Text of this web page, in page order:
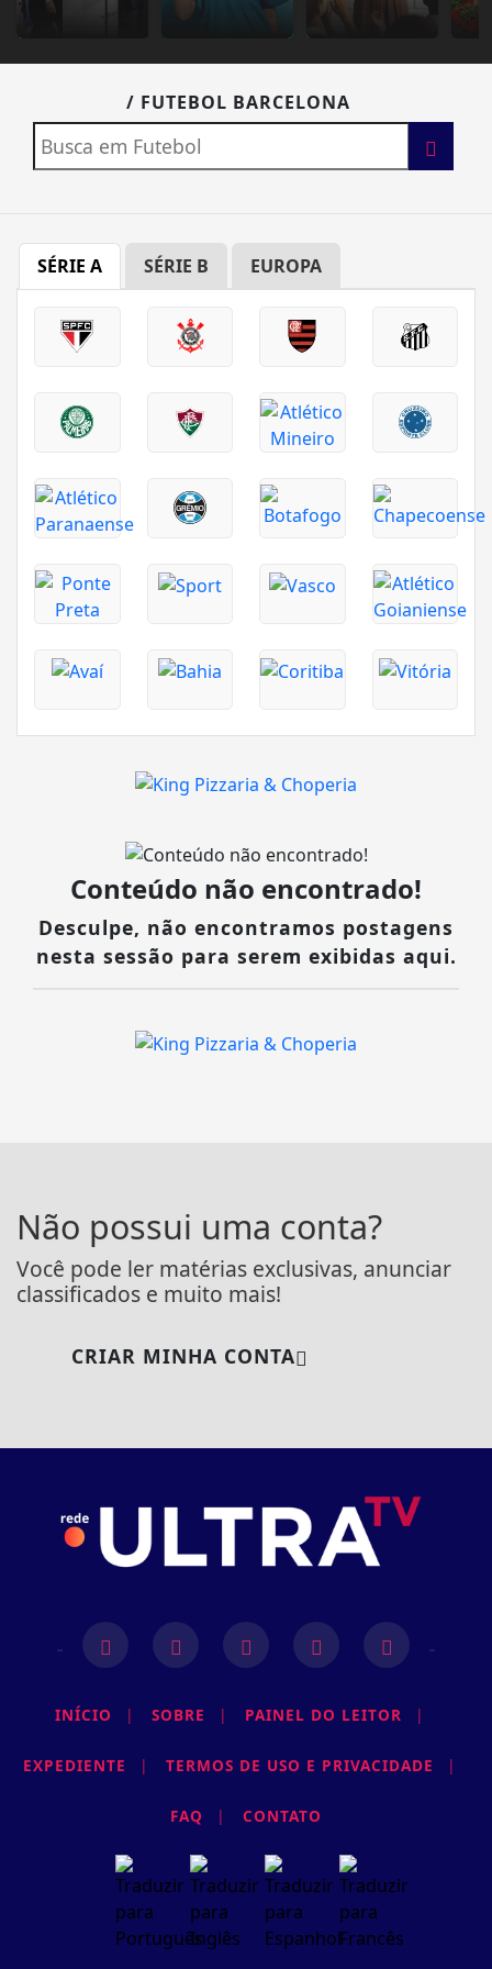
/ FUTEBOL BARCELONA
SÉRIE A SÉRIE B EUROPA
Conteúdo não encontrado!
Desculpe, não encontramos postagens
nesta sessão para serem exibidas aqui.
Não possui uma conta?
Você pode ler matérias exclusivas, anunciar
classificados e muito mais!
CRIAR MINHA CONTA
INÍCIO | SOBRE | PAINEL DO LEITOR |
EXPEDIENTE | TERMOS DE USO E PRIVACIDADE |
FAQ | CONTATO
Termos de Uso e Privacidade
Esse site utiliza cookies para melhorar sua
entendemos que você concorda com nossos Termos
de Uso e Privacidade.
PARA MAIS INFORMAÇÕES,
ACESSE NOSSOS TERMOS
CLICANDO AQUI